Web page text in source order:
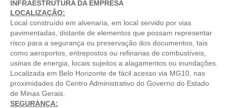
INFRAESTRUTURA DA EMPRESA
LOCALIZAÇÃO:
Local construído em alvenaria, em local servido por vias
pavimentadas, distante de elementos que possam representar
risco para a segurança ou preservação dos documentos, tais
como aeroportos, entrepostos ou refinarias de combustíveis,
usinas de energia, locais sujeitos a alagamentos ou inundações.
Localizada em Belo Horizonte de fácil acesso via MG10, nas
proximidades do Centro Administrativo do Governo do Estado
de Minas Gerais.
SEGURANÇA: